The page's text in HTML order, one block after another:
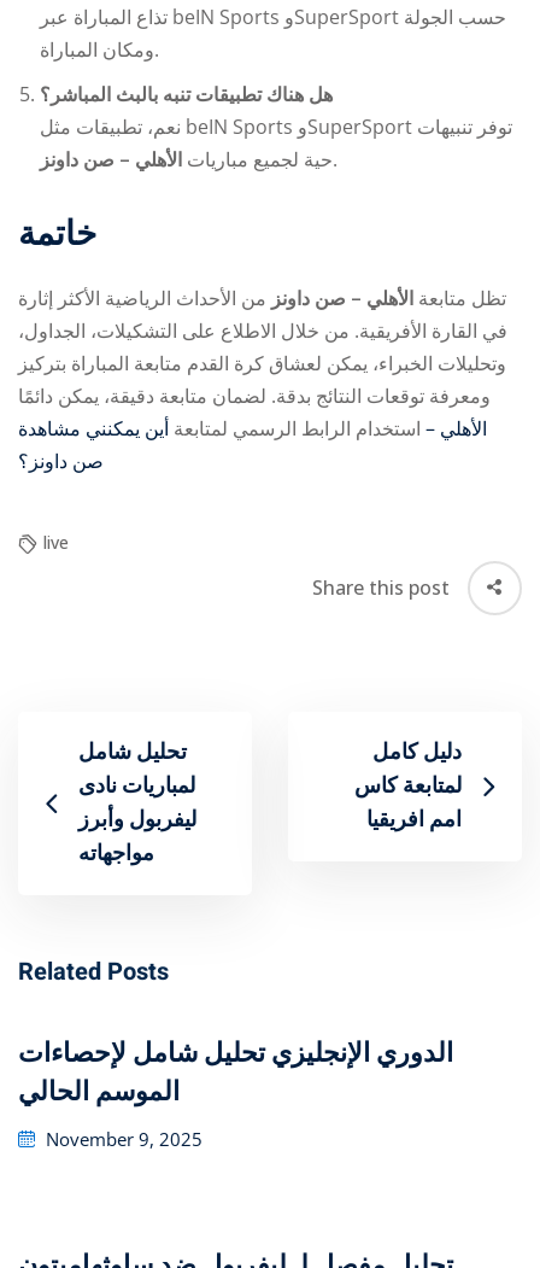
تذاع المباراة عبر beIN Sports وSuperSport حسب الجولة
ومكان المباراة.
هل هناك تطبيقات تنبه بالبث المباشر؟
نعم، تطبيقات مثل beIN Sports وSuperSport توفر تنبيهات
حية لجميع مباريات الأهلي – صن داونز .
خاتمة
تظل متابعة الأهلي – صن داونز من الأحداث الرياضية الأكثر إثارة
في القارة الأفريقية. من خلال الاطلاع على التشكيلات، الجداول،
وتحليلات الخبراء، يمكن لعشاق كرة القدم متابعة المباراة بتركيز
ومعرفة توقعات النتائج بدقة. لضمان متابعة دقيقة، يمكن دائمًا
استخدام الرابط الرسمي لمتابعة أين يمكنني مشاهدة ‎الأهلي –
صن داونز؟
live
Share this post
تحليل شامل
لمباريات نادى
ليفربول وأبرز
مواجهاته
دليل كامل
لمتابعة كاس
امم افريقيا
Related Posts
تحليل شامل لإحصاءات ‎الدوري الإنجليزي
الموسم الحالي
Posted
November 9, 2025